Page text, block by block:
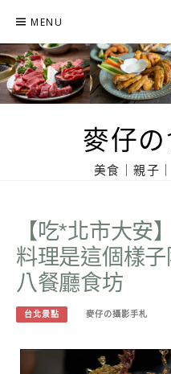
content
MENU
麥仔
美食｜親子
【吃*北市大安
料理是這個樣
八餐廳食坊
台北景點 麥仔の攝影手札